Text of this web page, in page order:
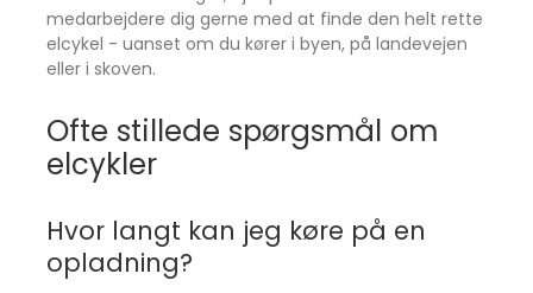
medarbejdere dig gerne med at finde den helt rette
elcykel - uanset om du kører i byen, på landevejen
eller i skoven.
Ofte stillede spørgsmål om
elcykler
Hvor langt kan jeg køre på en
opladning?